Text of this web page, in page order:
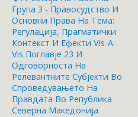
Група 3 - Правосудство И
Основни Права На Тема:
Регулација, Прагматички
Контекст И Ефекти Vis-A-
Vis Поглавје 23 И
Одговорноста На
Релевантните Субјекти Во
Спроведувањето На
Правдата Во Република
Северна Македонија